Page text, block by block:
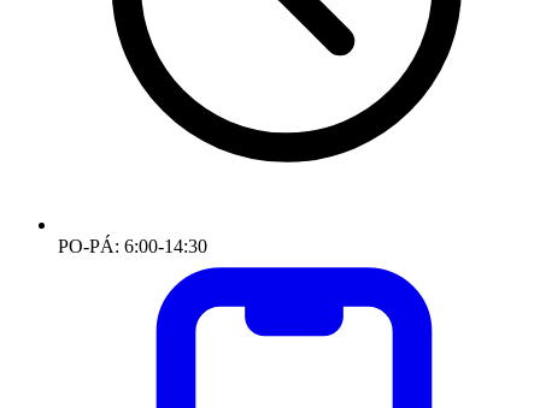
PO-PÁ: 6:00-14:30